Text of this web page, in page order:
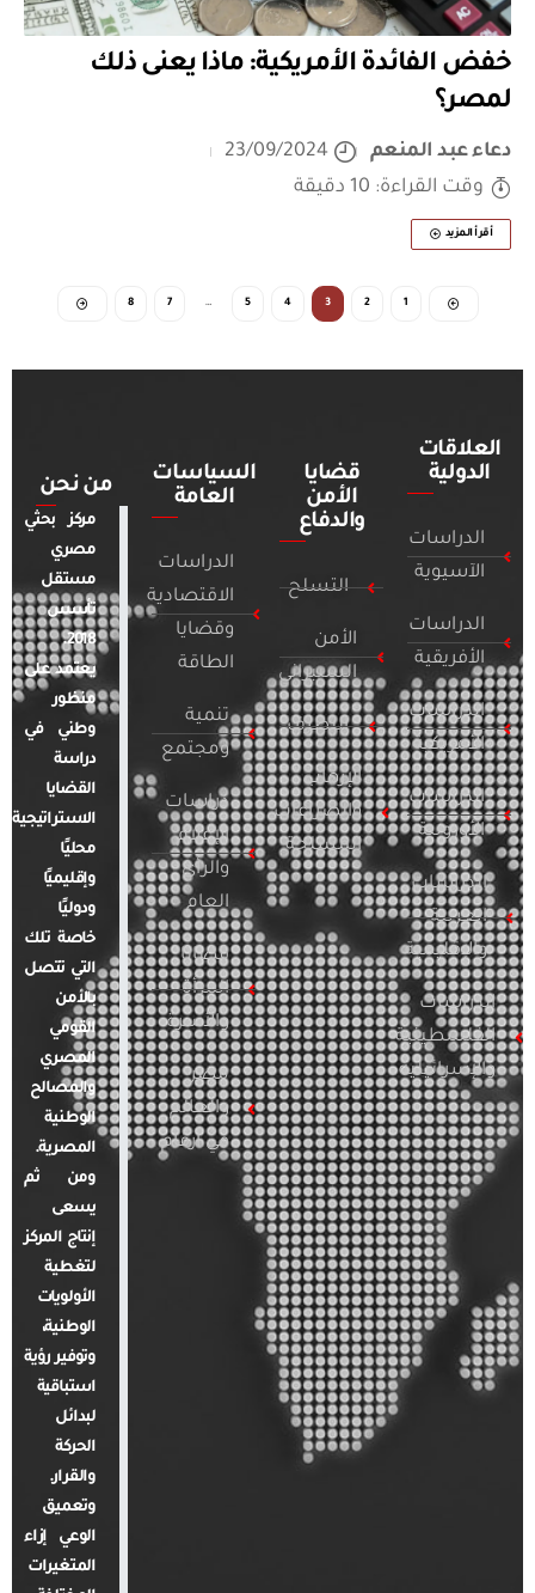
خفض الفائدة الأمريكية: ماذا يعنى ذلك
لمصر؟
دعاء عبد المنعم
23/09/2024
وقت القراءة: 10 دقيقة
أقرأ المزيد
العلاقات
الدولية
الدراسات
الآسيوية
الدراسات
الأفريقية
الدراسات
الأمريكية
الدراسات
الأوروبية
الدراسات
العربية
والإقليمية
الدراسات
الفلسطينية
والإسرائيلية
قضايا
الأمن
والدفاع
التسلح
الأمن
السيبراني
التطرف
الإرهاب
والصراعات
المسلحة
السياسات
العامة
الدراسات
الاقتصادية
وقضايا
الطاقة
تنمية
ومجتمع
دراسات
الإعلام
والرأي
العام
قضايا
المرأة
والأسرة
مصر
والعالم
في أرقام
من نحن
مركز بحثي
مصري
مستقل
تأسس
2018.
يعتمد على
منظور
وطني في
دراسة
القضايا
الاستراتيجية
محليًا
وإقليميًا
ودوليًا
خاصة تلك
التي تتصل
بالأمن
القومي
المصري
والمصالح
الوطنية
المصرية.
ومن ثم
يسعى
إنتاج المركز
لتغطية
الأولويات
الوطنية،
وتوفير رؤية
استباقية
لبدائل
الحركة
والقرار.
وتعميق
الوعي إزاء
المتغيرات